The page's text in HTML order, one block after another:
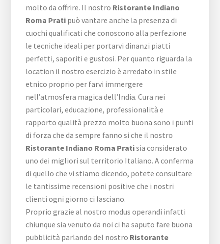
molto da offrire. Il nostro Ristorante Indiano
Roma Prati può vantare anche la presenza di
cuochi qualificati che conoscono alla perfezione
le tecniche ideali per portarvi dinanzi piatti
perfetti, saporiti e gustosi. Per quanto riguarda la
location il nostro esercizio è arredato in stile
etnico proprio per farvi immergere
nell’atmosfera magica dell’India. Cura nei
particolari, educazione, professionalità e
rapporto qualità prezzo molto buona sono i punti
di forza che da sempre fanno si che il nostro
Ristorante Indiano Roma Pratisia considerato
uno dei migliori sul territorio Italiano. A conferma
di quello che vi stiamo dicendo, potete consultare
le tantissime recensioni positive che i nostri
clienti ogni giorno ci lasciano.
Proprio grazie al nostro modus operandi infatti
chiunque sia venuto da noi ci ha saputo fare buona
pubblicità parlando del nostro Ristorante